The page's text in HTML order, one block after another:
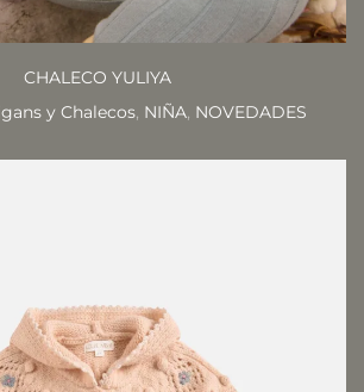
CHALECO YULIYA
y Chalecos, NIÑA, NOVEDADES